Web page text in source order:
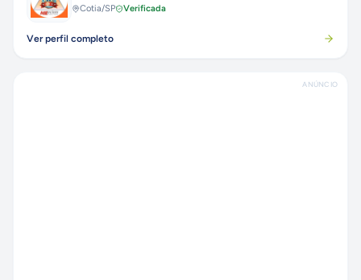
Cotia/SP Verificada
Ver perfil completo
ANÚNCIO